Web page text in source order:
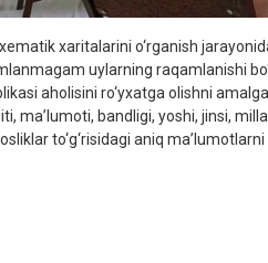
xaritalarini o‘rganish
uylarning raqamlanishi
aholisini ro‘yxatga olishni
ma’lumoti, bandligi, yoshi, jinsi,
to‘g‘risidagi aniq